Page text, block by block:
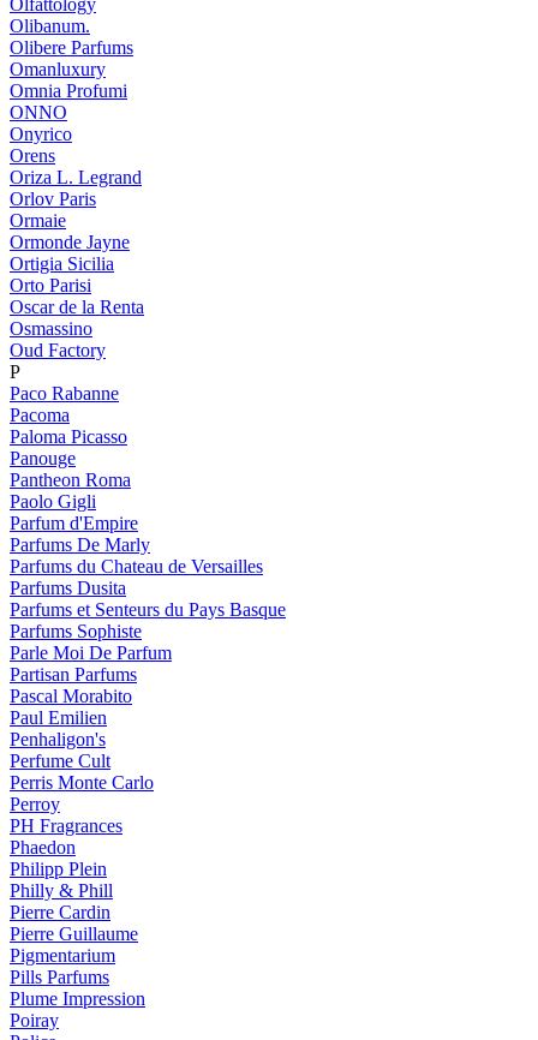
Olfattology
Olibanum.
Olibere Parfums
Omanluxury
Omnia Profumi
ONNO
Onyrico
Orens
Oriza L. Legrand
Orlov Paris
Ormaie
Ormonde Jayne
Ortigia Sicilia
Orto Parisi
Oscar de la Renta
Osmassino
Oud Factory
P
Paco Rabanne
Pacoma
Paloma Picasso
Panouge
Pantheon Roma
Paolo Gigli
Parfum d'Empire
Parfums De Marly
Parfums du Chateau de Versailles
Parfums Dusita
Parfums et Senteurs du Pays Basque
Parfums Sophiste
Parle Moi De Parfum
Partisan Parfums
Pascal Morabito
Paul Emilien
Penhaligon's
Perfume Cult
Perris Monte Carlo
Perroy
PH Fragrances
Phaedon
Philipp Plein
Philly & Phill
Pierre Cardin
Pierre Guillaume
Pigmentarium
Pills Parfums
Plume Impression
Poiray